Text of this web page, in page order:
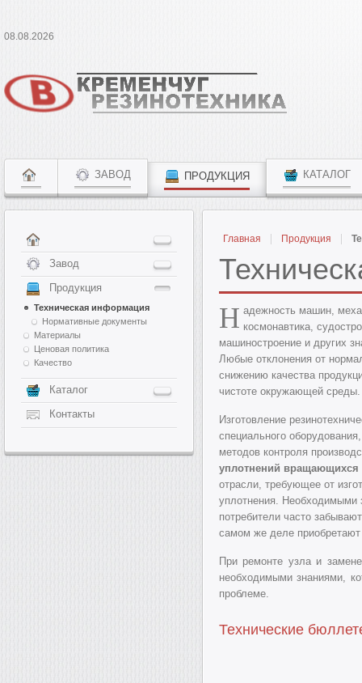
08.08.2026
ЗАВОД ПРОДУКЦИЯ КАТАЛОГ
Главная Продукция
Н адежность машин,
космонавтика,
машиностроение и других
Любые отклонения от
снижению качества
чистоте окружающей среды.
Изготовление
специального
методов контроля
уплотнений вращающихся
отрасли, требующее от
уплотнения. Необходимыми
потребители часто
самом же деле
При ремонте узла и
необходимыми знаниями,
проблеме.
Технические
Завод
Продукция
Техническая информация
Нормативные документы
Материалы
Ценовая политика
Качество
Каталог
Контакты